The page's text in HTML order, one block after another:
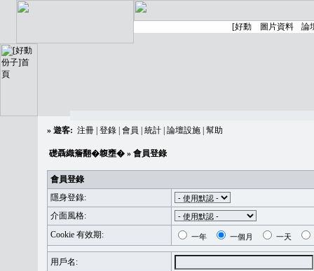
» 遊客: 注冊 登錄 會員 統計 論壇設施 幫助
礎聶織簷翻�䪖壅� » 會員登錄
會員登錄
隱身登錄:
介面風格:
Cookie 有效期:
一年 一個月 一天
用戶名: